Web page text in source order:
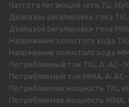
Частота питающей сети, Гц: 50/
Диапазон регулировки тока
Диапазон регулировки тока
Напряжение холостого хода
Напряжение холостого хода
Потребляемый ток TIG, А:
Потребляемый ток MMA, А:
Потребляемая мощность TIG,
Потребляемая мощность ММА,